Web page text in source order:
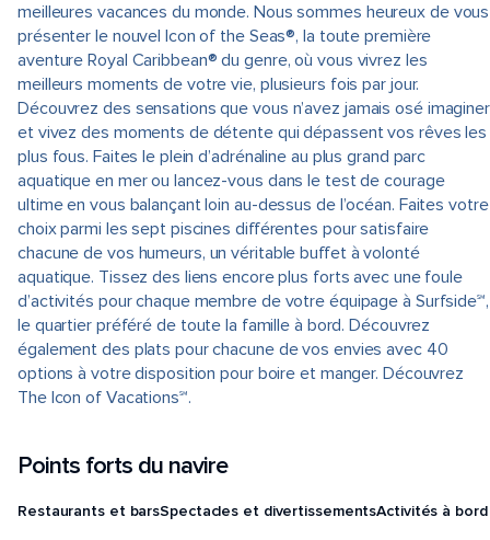
meilleures vacances du monde. Nous sommes heureux de vous
présenter le nouvel Icon of the Seas®, la toute première
aventure Royal Caribbean® du genre, où vous vivrez les
meilleurs moments de votre vie, plusieurs fois par jour.
Découvrez des sensations que vous n’avez jamais osé imaginer
et vivez des moments de détente qui dépassent vos rêves les
plus fous. Faites le plein d’adrénaline au plus grand parc
aquatique en mer ou lancez-vous dans le test de courage
ultime en vous balançant loin au-dessus de l’océan. Faites votre
choix parmi les sept piscines différentes pour satisfaire
chacune de vos humeurs, un véritable buffet à volonté
aquatique. Tissez des liens encore plus forts avec une foule
d’activités pour chaque membre de votre équipage à Surfside℠,
le quartier préféré de toute la famille à bord. Découvrez
également des plats pour chacune de vos envies avec 40
options à votre disposition pour boire et manger. Découvrez
The Icon of Vacations℠.
Points forts du navire
Restaurants et barsSpectacles et divertissementsActivités à bord